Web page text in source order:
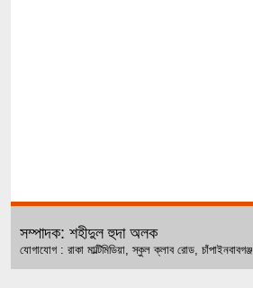
সম্পাদক: শহীদুল হুদা অলক
যোগাযোগ : রাকা মাল্টিমিডিয়া, স্কুল ক্লাব রোড,